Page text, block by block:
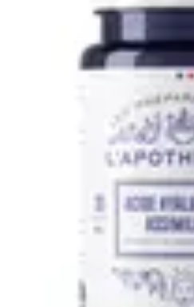
Services Médicaux